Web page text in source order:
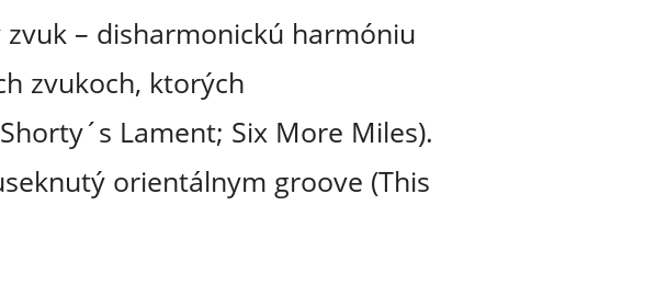
– disharmonickú harmóniu
zvukoch, ktorých
Lament; Six More Miles).
orientálnym groove (This